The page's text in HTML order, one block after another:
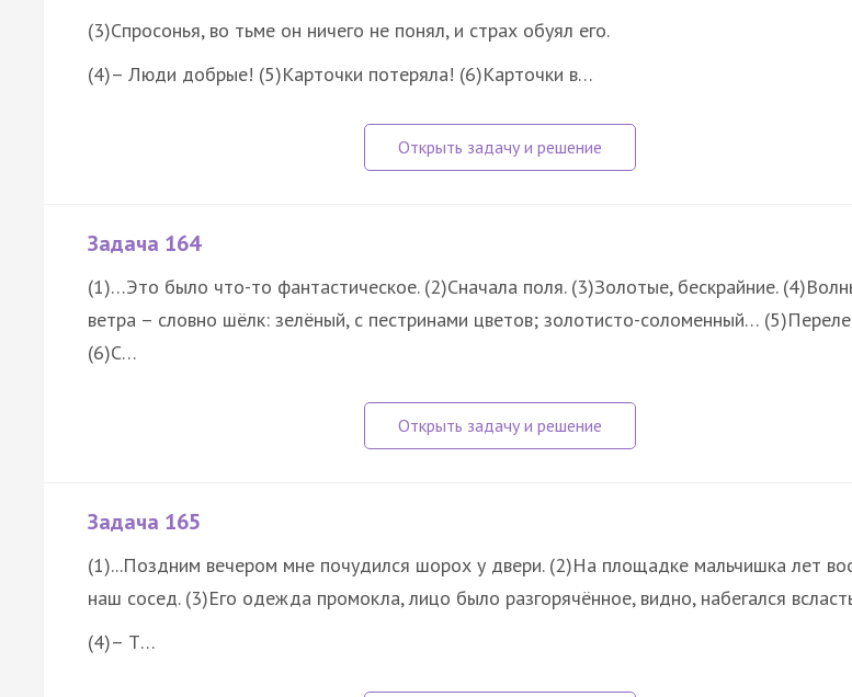
(3)Спросонья, во тьме он ничего не понял, и страх обуял его.
(4)– Люди добрые! (5)Карточки потеряла! (6)Карточки в…
Задача 164
(1)…Это было что-то фантастическое. (2)Сначала поля. (3)Золотые, бескрайние.
ветра – словно шёлк: зелёный, с пестринами цветов; золотисто-соломенный…
(6)С…
Задача 165
(1)...Поздним вечером мне почудился шорох у двери. (2)На площадке мальчишка лет
наш сосед. (3)Его одежда промокла, лицо было разгорячённое, видно, набегался
(4)– Т…